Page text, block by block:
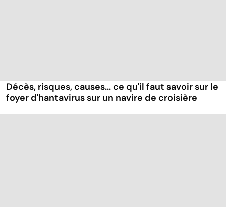
Décès, risques, causes... ce qu'il faut savoir sur le
foyer d'hantavirus sur un navire de croisière